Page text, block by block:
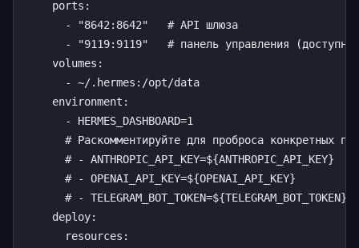
ports :
-
"8642:8642"
# API шлюза
-
"9119:9119"
# панель управления (доступна
volumes :
-
~/.hermes:/opt/data
environment :
-
HERMES_DASHBOARD=1
# Раскомментируйте для проброса конкретных
# - ANTHROPIC_API_KEY=${ANTHROPIC_API_KEY}
# - OPENAI_API_KEY=${OPENAI_API_KEY}
# - TELEGRAM_BOT_TOKEN=${TELEGRAM_BOT_TOKEN}
deploy:
resources :